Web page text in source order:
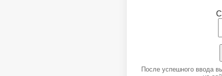
После успешного ввода